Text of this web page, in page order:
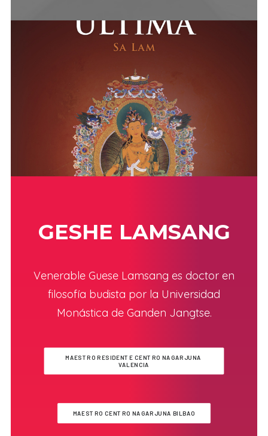
GESHE LAMSANG
Venerable Guese Lamsang es doctor en
filosofía budista por la Universidad
Monástica de Ganden Jangtse.
MAESTRO RESIDENTE CENTRO NAGARJUNA
VALENCIA
MAESTRO CENTRO NAGARJUNA BILBAO